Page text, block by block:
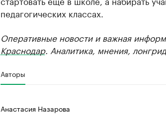
педагогических классах.
Оперативные новости и важная
Краснодар. Аналитика, мнения,
Авторы
Анастасия Назарова